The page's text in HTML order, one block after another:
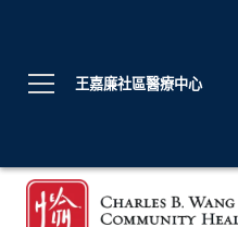
王嘉廉社區醫療中心